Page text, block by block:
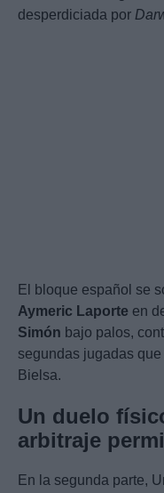
desperdiciada por
El bloque español se
Aymeric Laporte en
Simón bajo palos,
segundas jugadas
Bielsa.
Un duelo
arbitraje
En la segunda parte,